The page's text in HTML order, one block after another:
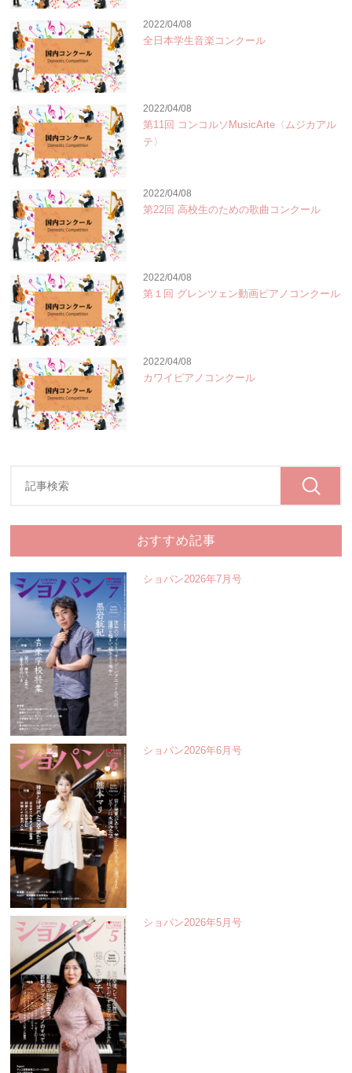
2022/04/08
全日本学生音楽コンクール
2022/04/08
第11回 コンコルソMusicArte〈ムジカアル
テ〉
2022/04/08
第22回 高校生のための歌曲コンクール
2022/04/08
第１回 グレンツェン動画ピアノコンクール
2022/04/08
カワイピアノコンクール
おすすめ記事
ショパン2026年7月号
ショパン2026年6月号
ショパン2026年5月号